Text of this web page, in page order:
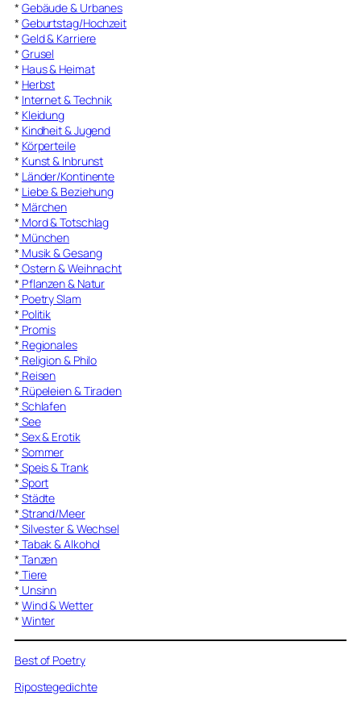
* Gebäude & Urbanes
* Geburtstag/Hochzeit
* Geld & Karriere
* Grusel
* Haus & Heimat
* Herbst
* Internet & Technik
* Kleidung
* Kindheit & Jugend
* Körperteile
* Kunst & Inbrunst
* Länder/Kontinente
* Liebe & Beziehung
* Märchen
* Mord & Totschlag
* München
* Musik & Gesang
* Ostern & Weihnacht
* Pflanzen & Natur
* Poetry Slam
* Politik
* Promis
* Regionales
* Religion & Philo
* Reisen
* Rüpeleien & Tiraden
* Schlafen
* See
* Sex & Erotik
* Sommer
* Speis & Trank
* Sport
* Städte
* Strand/Meer
* Silvester & Wechsel
* Tabak & Alkohol
* Tanzen
* Tiere
* Unsinn
* Wind & Wetter
* Winter
Best of Poetry
Ripostegedichte